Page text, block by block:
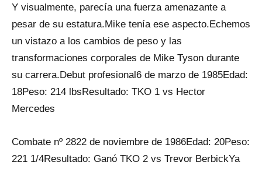
Y visualmente, parecía una fuerza amenazante a
pesar de su estatura.Mike tenía ese aspecto.Echemos
un vistazo a los cambios de peso y las
transformaciones corporales de Mike Tyson durante
su carrera.Debut profesional6 de marzo de 1985Edad:
18Peso: 214 lbsResultado: TKO 1 vs Hector
Mercedes
Combate nº 2822 de noviembre de 1986Edad: 20Peso:
221 1/4Resultado: Ganó TKO 2 vs Trevor BerbickYa